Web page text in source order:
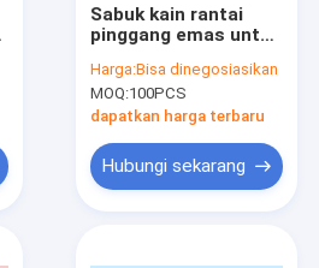
Sabuk kain rantai
pinggang emas untuk
Pengukur Suhu
Harga:Bisa dinegosiasikan
MOQ:100PCS
dapatkan harga terbaru
Hubungi sekarang